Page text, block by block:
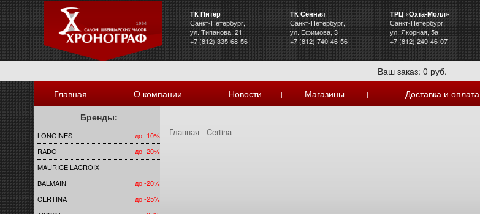
ТК Питер
Санкт-Петербург,
ул. Типанова, 21
+7 (812) 335-68-56
ТК Сенная
Санкт-Петербург,
ул. Ефимова, 3
+7 (812) 740-46-56
ТРЦ «Охта-Молл»
Санкт-Петербург,
ул. Якорная, 5а
+7 (812) 240-46-07
Ваш заказ: 0 руб.
Главная
| О компании | Новости | Магазины | Доставка и оплата
Бренды:
LONGINES
до -10%
RADO
до -20%
MAURICE LACROIX
BALMAIN
до -20%
CERTINA
до -25%
Главная -Certina